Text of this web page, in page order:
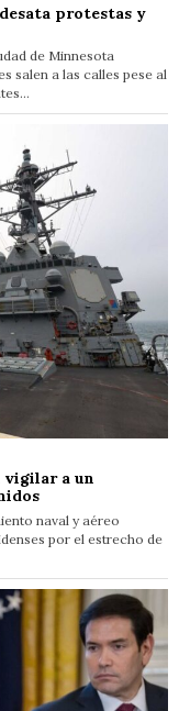
protestas y
de Minnesota
salen a las calles pese al
vigilar a un
naval y aéreo
por el estrecho de